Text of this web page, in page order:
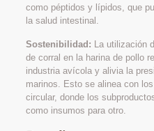
como péptidos y lípidos, que
la salud intestinal.
Sostenibilidad: La utilización
de corral en la harina de pollo
industria avícola y alivia la
marinos. Esto se alinea con
circular, donde los
como insumos para otro.